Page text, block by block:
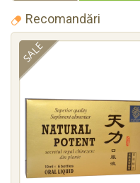
Recomandări
SALE